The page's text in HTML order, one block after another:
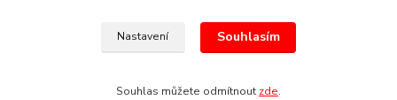
Nastavení Souhlasím
Souhlas můžete odmítnout zde.